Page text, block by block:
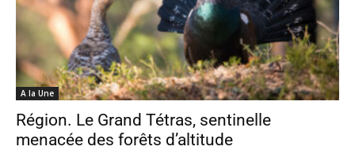
A la Une
Région. Le Grand Tétras, sentinelle
menacée des forêts d’altitude